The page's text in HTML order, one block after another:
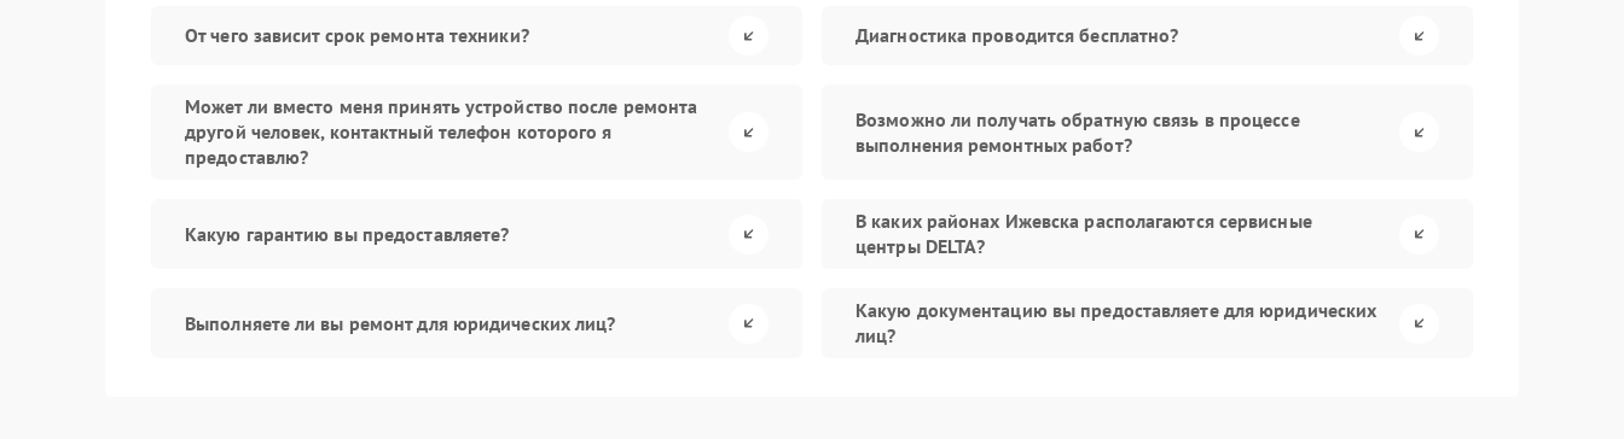
От чего зависит срок ремонта техники? Диагностика проводится бесплатно?
Может ли вместо меня принять устройство после ремонта
другой человек, контактный телефон которого я
предоставлю?
Возможно ли получать обратную связь в процессе
выполнения ремонтных работ?
Какую гарантию вы предоставляете?
В каких районах Ижевска располагаются сервисные
центры DELTA?
Выполняете ли вы ремонт для юридических лиц?
Какую документацию вы предоставляете для юридических
лиц?